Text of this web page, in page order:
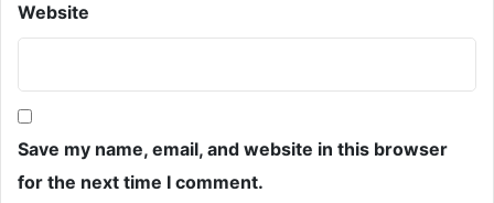
Website
Save my name, email, and website in this browser
for the next time I comment.